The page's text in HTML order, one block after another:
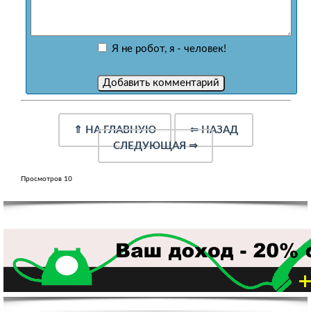
Я не робот, я - человек!
⇑ НА ГЛАВНУЮ ⇐НАЗАД
СЛЕДУЮЩАЯ⇒
Просмотров 10